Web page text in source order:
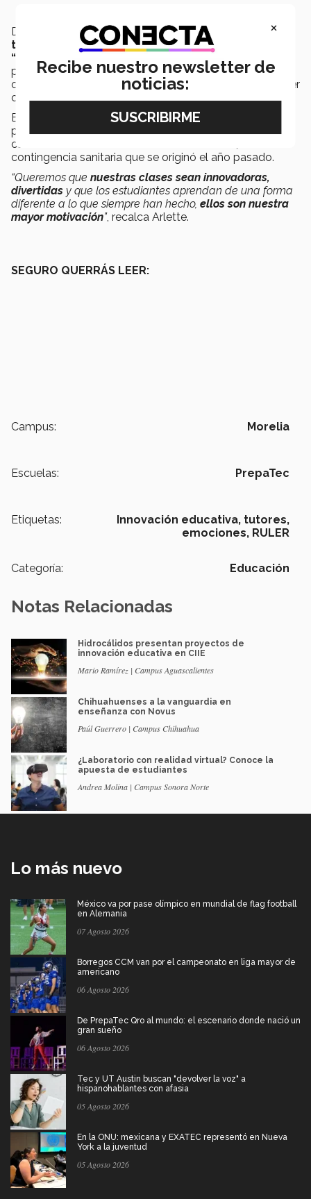
De igual manera, en el año 2019el mismo
equipo de
tutores
desarrollaron un proyecto llamado
“Whatsapp for Education”
, donde a través de la
plataforma de mensajeríaWhatsapptendrían más
cercanía a los estudiantes en todo lo que tuviera que ver
con
El proyecto fue reconocido para ser presentado como
ponencia en el
cabo en
contingencia sanitaria que se originó el año pasado.
“Queremos que nuestras clases sean innovadoras,
divertidas y que los estudiantes aprendan de una forma
diferente a lo que siempre han hecho, ellos son nuestra
mayor motivación”, recalca Arlette.
SEGURO QUERRÁS LEER:
Campus: Morelia
Escuelas: PrepaTec
Etiquetas: Innovación educativa, tutores,
emociones, RULER
Categoría: Educación
Notas Relacionadas
Hidrocálidos presentan proyectos de
innovación educativa en CIIE
Mario Ramírez | Campus Aguascalientes
Chihuahuenses a la vanguardia en
enseñanza con Novus
Paúl Guerrero | Campus Chihuahua
¿Laboratorio con realidad virtual? Conoce la
apuesta de estudiantes
Andrea Molina | Campus Sonora Norte
Lo más nuevo
México va por pase olímpico en mundial de flag football
en Alemania
07 Agosto 2026
Borregos CCM van por el campeonato en liga mayor de
americano
06 Agosto 2026
De PrepaTec Qro al mundo: el escenario donde nació un
gran sueño
06 Agosto 2026
Tec y UT Austin buscan "devolver la voz" a
hispanohablantes con afasia
05 Agosto 2026
En la ONU: mexicana y EXATEC representó en Nueva
York a la juventud
05 Agosto 2026
×
Recibe nuestro newsletter de
noticias: